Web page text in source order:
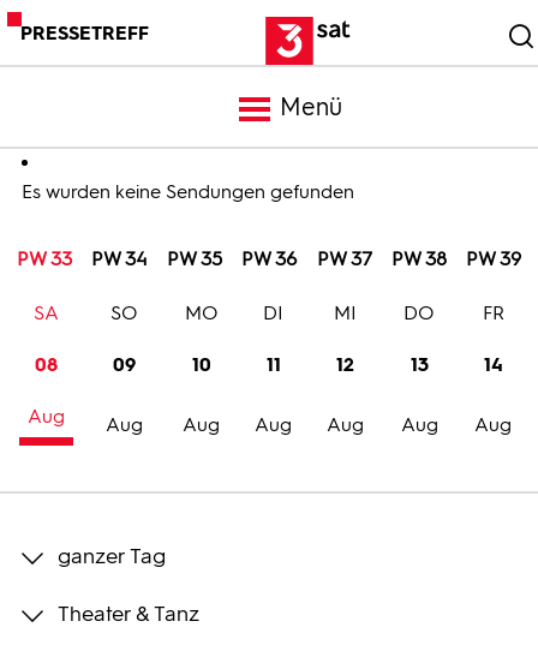
PRESSETREFF
Menü
Meldungen
Programm
Trailer
Bilder
Es wurden keine Sendungen gefunden
PW 33 PW 34 PW 35 PW 36 PW 37 PW 38 PW 39
08
Aug
SA
09
Aug
SO
10
Aug
MO
11
Aug
DI
12
Aug
MI
13
Aug
DO
14
Aug
FR
ganzer Tag
Theater & Tanz